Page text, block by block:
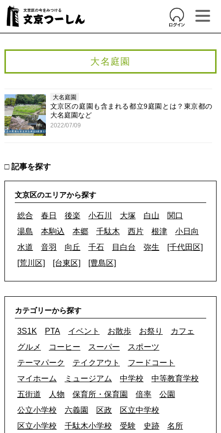
大名庭園
大名庭園
文京区の庭園も含まれる都立9庭園とは？東京都の
大名庭園など
2022/07/09
□ 記事を探す
文京区のエリアから探す
総合 春日 後楽 小石川 大塚 白山
関口
湯島
本駒込 本郷 千駄木 西片 根津
小日向
水道
音羽 向丘 千石 目白台 弥生
[千代田区]
[荒川区]
[台東区] [豊島区]
カテゴリーから探す
3S1K PTA イベント お散歩 お祭り
カフェ
グルメ
コーヒー スーパー
スポーツ
テーマパーク
テイクアウト
フードコート
マイホーム
ミュージアム 中学校
中等教育学校
五街道
人物 保育所・保育園 倍率
公園
公立小学校
六義園 区政
区立中学校
区立小学校
千駄木小学校 受験 史跡
名所